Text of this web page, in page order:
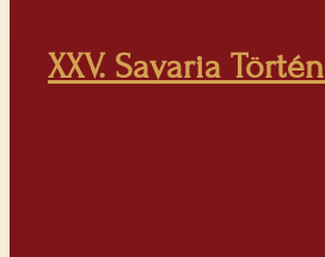
XXV. Savaria